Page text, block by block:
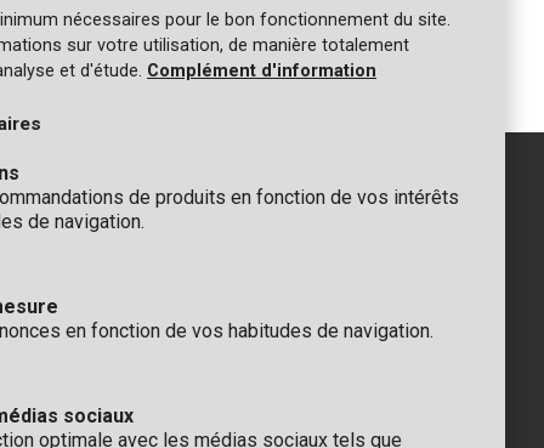
Jeu de tournevis multi - 44 pcs
9
info@varo.com
nécessaires pour le bon fonctionnement du site.
sur votre utilisation, de manière totalement
et d'étude. Complément d'information
de produits en fonction de vos intérêts
de navigation.
en fonction de vos habitudes de navigation.
sociaux
optimale avec les médias sociaux tels que